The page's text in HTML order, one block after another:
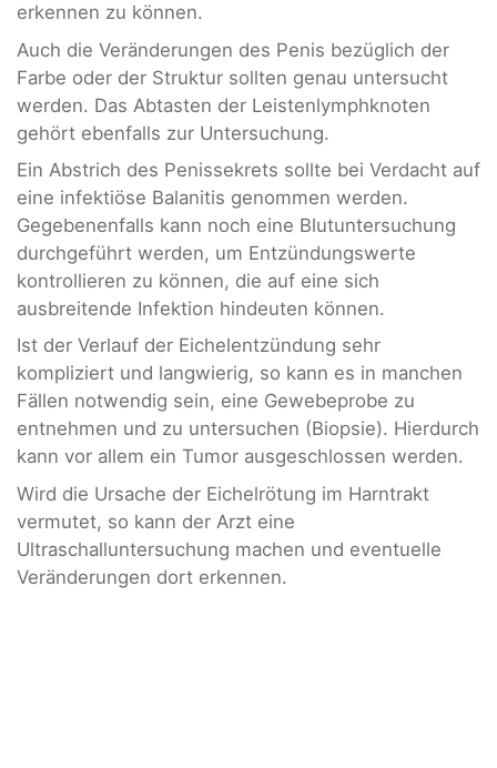
erkennen zu können.
Auch die Veränderungen des Penis bezüglich der
Farbe oder der Struktur sollten genau untersucht
werden. Das Abtasten der Leistenlymphknoten
gehört ebenfalls zur Untersuchung.
Ein Abstrich des Penissekrets sollte bei Verdacht auf
eine infektiöse Balanitis genommen werden.
Gegebenenfalls kann noch eine Blutuntersuchung
durchgeführt werden, um Entzündungswerte
kontrollieren zu können, die auf eine sich
ausbreitende Infektion hindeuten können.
Ist der Verlauf der Eichelentzündung sehr
kompliziert und langwierig, so kann es in manchen
Fällen notwendig sein, eine Gewebeprobe zu
entnehmen und zu untersuchen (Biopsie). Hierdurch
kann vor allem ein Tumor ausgeschlossen werden.
Wird die Ursache der Eichelrötung im Harntrakt
vermutet, so kann der Arzt eine
Ultraschalluntersuchung machen und eventuelle
Veränderungen dort erkennen.